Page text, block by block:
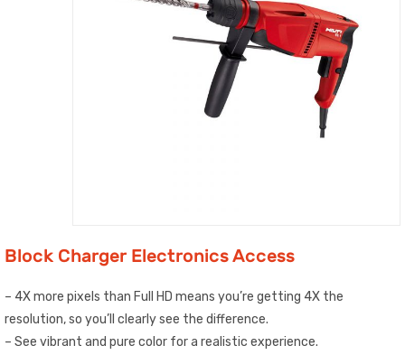
Block Charger Electronics Access
– 4X more pixels than Full HD means you’re getting 4X the
resolution, so you’ll clearly see the difference.
– See vibrant and pure color for a realistic experience.